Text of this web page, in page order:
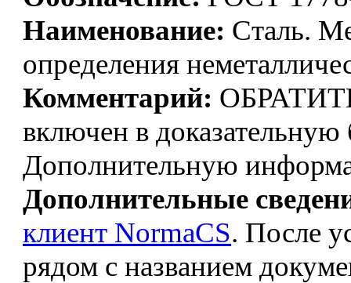
Наименование: Сталь.
определения
Комментарий:
включен в доказательную
Дополнительную
Дополнительные
клиент NormaCS. После
рядом с названием